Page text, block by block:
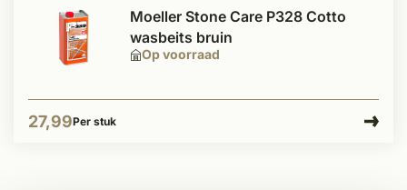
Op voorraad
Moeller Stone Care P328 Cotto
wasbeits bruin
27,99Per stuk